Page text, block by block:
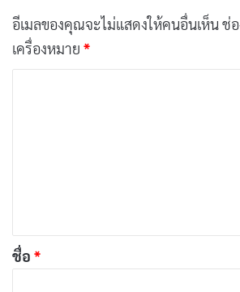
[รีวิว-เรื่องย่อ] Thunder 3
ปรากฏตัวของ
มาจริงๆ
อีเมลของคุณจะไม่แสดงให้คนอื่นเห็นช่
เครื่องหมาย *
*
ชื่อ *